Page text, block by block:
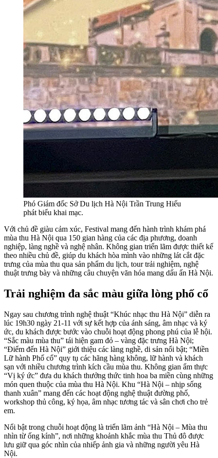
Phó Giám đốc Sở Du lịch Hà Nội Trần Trung Hiếu
phát biểu khai mạc.
Với chủ đề giàu cảm xúc, Festival mang đến hành trình khám phá
mùa thu Hà Nội qua 150 gian hàng của các địa phương, doanh
nghiệp, làng nghề và nghệ nhân. Không gian triển lãm được thiết kế
theo nhiều chủ đề, giúp du khách hòa mình vào những lát cắt đặc
trưng của mùa thu qua sản phẩm du lịch, tour trải nghiệm, nghệ
thuật trưng bày và những câu chuyện văn hóa mang dấu ấn Hà Nội.
Trải nghiệm đa sắc màu giữa lòng phố cổ
Ngay sau chương trình nghệ thuật “Khúc nhạc thu Hà Nội” diễn ra
lúc 19h30 ngày 21-11 với sự kết hợp của ánh sáng, âm nhạc và ký
ức, du khách được bước vào chuỗi hoạt động phong phú của lễ hội.
“Sắc màu mùa thu” tái hiện gam đỏ – vàng đặc trưng Hà Nội;
“Điểm đến Hà Nội” giới thiệu các làng nghề, di sản nổi bật; “Miền
Lữ hành Phố cổ” quy tụ các hãng hàng không, lữ hành và khách
sạn với nhiều chương trình kích cầu mùa thu. Không gian ẩm thực
“Vị ký ức” đưa du khách thưởng thức tinh hoa ba miền cùng những
món quen thuộc của mùa thu Hà Nội. Khu “Hà Nội – nhịp sống
thanh xuân” mang đến các hoạt động nghệ thuật đường phố,
workshop thủ công, ký họa, âm nhạc tương tác và sân chơi cho trẻ
em.
Nổi bật trong chuỗi hoạt động là triển lãm ảnh “Hà Nội – Mùa thu
nhìn từ ống kính”, nơi những khoảnh khắc mùa thu Thủ đô được
lưu giữ qua góc nhìn của nhiếp ảnh gia và những người yêu Hà
Nội.